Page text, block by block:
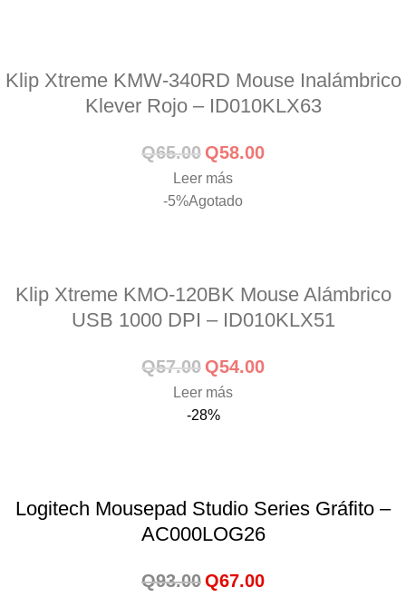
Klip Xtreme KMW-340RD Mouse Inalámbrico
Klever Rojo – ID010KLX63
Q65.00 Q58.00
Leer más
-5%Agotado
Klip Xtreme KMO-120BK Mouse Alámbrico
USB 1000 DPI – ID010KLX51
Q57.00 Q54.00
Leer más
-28%
Logitech Mousepad Studio Series Gráfito –
AC000LOG26
Q93.00Q67.00